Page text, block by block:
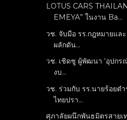
LOTUS CARS
EMEYA” ในงาน Ba...
วช. จับมือ รร.กฎหมายแล
ผลักดัน...
วช. เชิดชู ผู้พัฒนา ‘อุปกร
งบ...
วช. ร่วมกับ รร.นายร้อยต
ไทยปรา...
ศุภาลัยผนึกพันธมิตรสายเ